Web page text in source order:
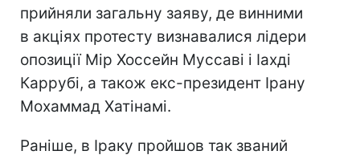
прийняли загальну заяву, де винними
в акціях протесту визнавалися лідери
опозиції Мір Хоссейн Муссаві і Іахді
Каррубі, а також екс-президент Ірану
Мохаммад Хатінамі.
Раніше, в Іраку пройшов так званий